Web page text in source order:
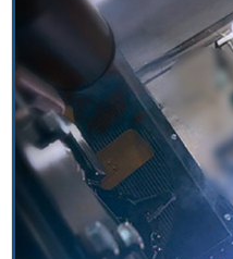
엔진펌프(FIRE ENGINE
엔진펌프(FIRE
신뢰와 안전성을 최우선으로하는
합니다
개요(GENERAL)